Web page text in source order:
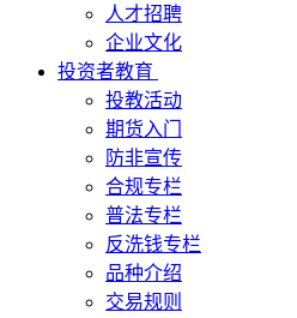
人才招聘
企业文化
投资者教育
投教活动
期货入门
防非宣传
合规专栏
普法专栏
反洗钱专栏
品种介绍
交易规则